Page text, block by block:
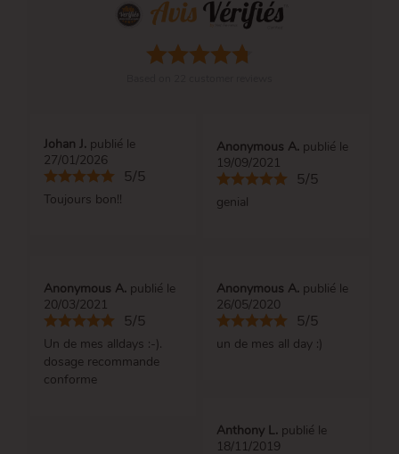
Johan J. publié le
27/01/2026
5/5
Toujours bon!!
Anonymous A. publié le
19/09/2021
5/5
genial
Anonymous A. publié le
20/03/2021
5/5
Un de mes alldays :-).
dosage recommande
conforme
Anonymous A. publié le
26/05/2020
5/5
un de mes all day :)
Anthony L. publié le
18/11/2019